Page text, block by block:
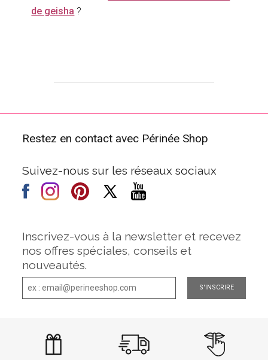
de geisha ?
Restez en contact avec Périnée Shop
Suivez-nous sur les réseaux sociaux
Inscrivez-vous à la newsletter et recevez
nos offres spéciales, conseils et
nouveautés.
S'INSCRIRE